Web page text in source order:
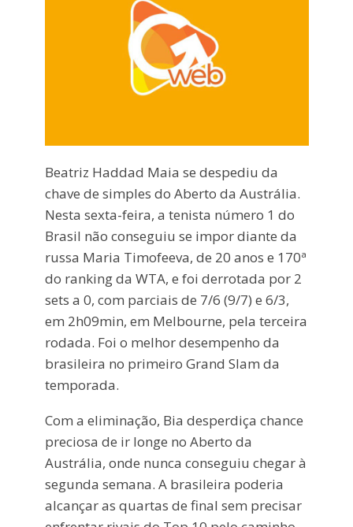
Beatriz Haddad Maia se despediu da
chave de simples do Aberto da Austrália.
Nesta sexta-feira, a tenista número 1 do
Brasil não conseguiu se impor diante da
russa Maria Timofeeva, de 20 anos e 170ª
do ranking da WTA, e foi derrotada por 2
sets a 0, com parciais de 7/6 (9/7) e 6/3,
em 2h09min, em Melbourne, pela terceira
rodada. Foi o melhor desempenho da
brasileira no primeiro Grand Slam da
temporada.
Com a eliminação, Bia desperdiça chance
preciosa de ir longe no Aberto da
Austrália, onde nunca conseguiu chegar à
segunda semana. A brasileira poderia
alcançar as quartas de final sem precisar